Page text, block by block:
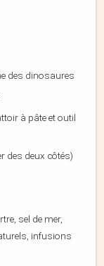
des dinosaures
à pâte et outil
des deux côtés)
sel de mer,
infusions